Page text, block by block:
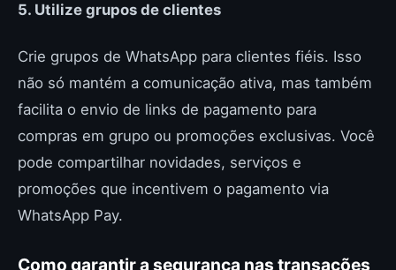
5. Utilize grupos de clientes
Crie grupos de WhatsApp para clientes fiéis. Isso
não só mantém a comunicação ativa, mas também
facilita o envio de links de pagamento para
compras em grupo ou promoções exclusivas. Você
pode compartilhar novidades, serviços e
promoções que incentivem o pagamento via
WhatsApp Pay.
Como garantir a segurança nas transações